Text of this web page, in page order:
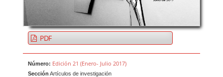
PDF
Número: Edición 21 (Enero- Julio 2017)
Sección Artículos de investigación